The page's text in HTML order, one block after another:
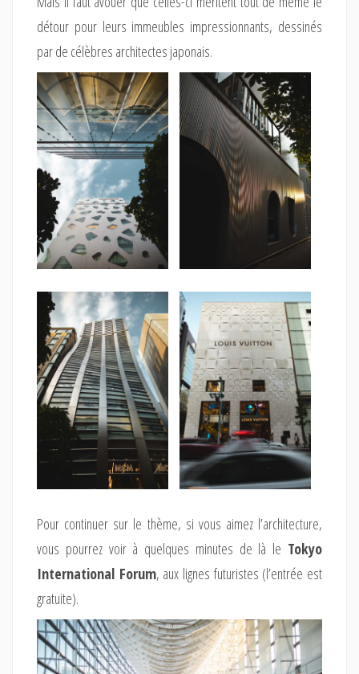
détour pour leurs immeubles impressionnants, dessinés
par de célèbres architectes japonais.
Pour continuer sur le thème, si vous aimez l’architecture,
vous pourrez voir à quelques minutes de là le Tokyo
International Forum, aux lignes futuristes (l’entrée est
gratuite).